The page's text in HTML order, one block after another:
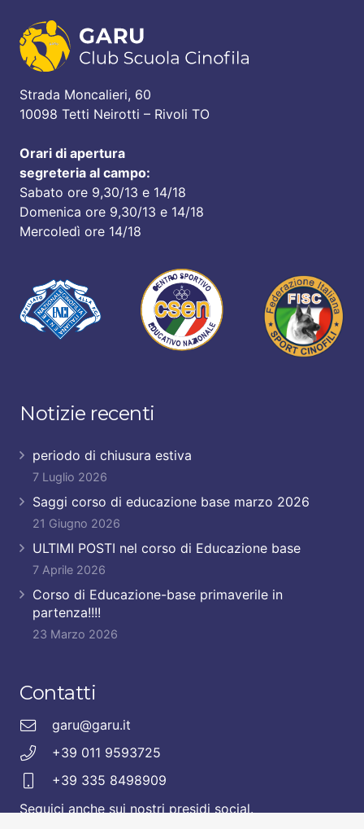
Strada Moncalieri, 60
10098 Tetti Neirotti – Rivoli TO
Orari di apertura
segreteria al campo:
Sabato ore 9,30/13 e 14/18
Domenica ore 9,30/13 e 14/18
Mercoledì ore 14/18
Notizie recenti
periodo di chiusura estiva
7 Luglio 2026
Saggi corso di educazione base marzo 2026
21 Giugno 2026
ULTIMI POSTI nel corso di Educazione base
7 Aprile 2026
Corso di Educazione-base primaverile in
partenza!!!!
23 Marzo 2026
Contatti
garu@garu.it
+39 011 9593725
+39 335 8498909
Seguici anche sui nostri presidi social.